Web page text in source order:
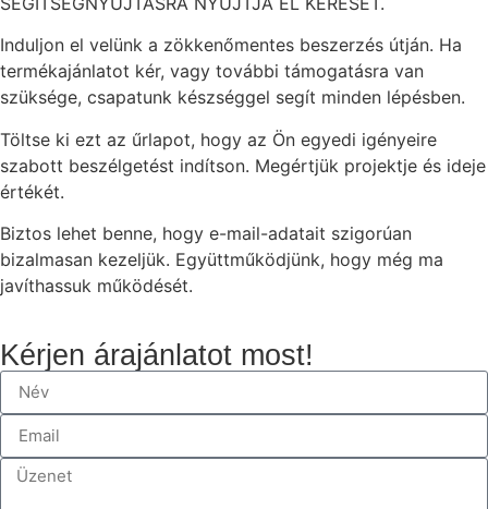
Induljon el velünk a zökkenőmentes beszerzés útján. Ha
termékajánlatot kér, vagy további támogatásra van
szüksége, csapatunk készséggel segít minden lépésben.
Töltse ki ezt az űrlapot, hogy az Ön egyedi igényeire
szabott beszélgetést indítson. Megértjük projektje és ideje
értékét.
Biztos lehet benne, hogy e-mail-adatait szigorúan
bizalmasan kezeljük. Együttműködjünk, hogy még ma
javíthassuk működését.
Kérjen árajánlatot most!